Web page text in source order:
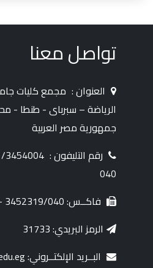
تواصل معنا
العنوان : مجمع كليات
الرياضة – سبرباى - طنطا -
جمهورية مصر العربية
رقم التليفون :
040
فاكــس: 3452319/040 – داخلي 160
الرمز البريدي: 31733
البــريد الإلكتــروني: dean@phed.tanta.edu.eg